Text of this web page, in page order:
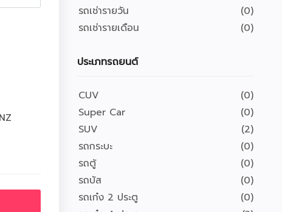
รถเช่ารายวัน
(0)
รถเช่ารายเดือน
(0)
ประเภทรถยนต์
CUV
(0)
Super Car
(0)
SUV
(2)
รถกระบะ
(0)
รถตู้
(0)
รถบัส
(0)
รถเก๋ง 2 ประตู
(0)